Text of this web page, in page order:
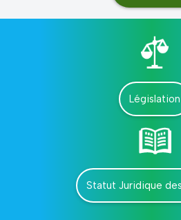
Législation
Statut Juridique